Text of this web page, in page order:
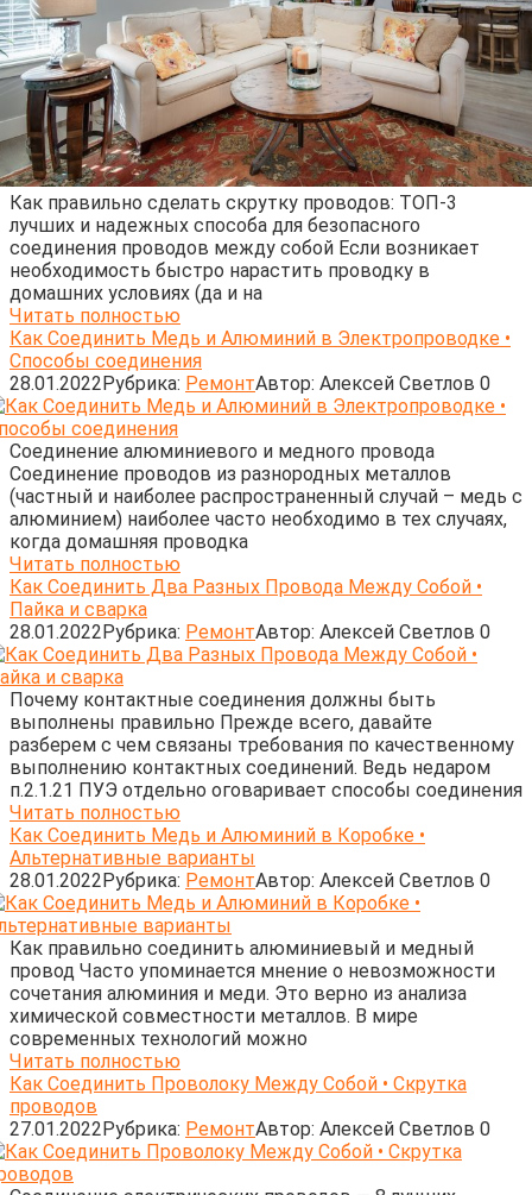
Как правильно сделать скрутку проводов: ТОП-3
лучших и надежных способа для безопасного
соединения проводов между собой Если возникает
необходимость быстро нарастить проводку в
домашних условиях (да и на
Читать полностью
Как Соединить Медь и Алюминий в Электропроводке •
Способы соединения
28.01.2022Рубрика: РемонтАвтор: Алексей Светлов 0
Соединение алюминиевого и медного провода
Соединение проводов из разнородных металлов
(частный и наиболее распространенный случай – медь с
алюминием) наиболее часто необходимо в тех случаях,
когда домашняя проводка
Читать полностью
Как Соединить Два Разных Провода Между Собой •
Пайка и сварка
28.01.2022Рубрика: РемонтАвтор: Алексей Светлов 0
Почему контактные соединения должны быть
выполнены правильно Прежде всего, давайте
разберем с чем связаны требования по качественному
выполнению контактных соединений. Ведь недаром
п.2.1.21 ПУЭ отдельно оговаривает способы соединения
Читать полностью
Как Соединить Медь и Алюминий в Коробке •
Альтернативные варианты
28.01.2022Рубрика: РемонтАвтор: Алексей Светлов 0
Как правильно соединить алюминиевый и медный
провод Часто упоминается мнение о невозможности
сочетания алюминия и меди. Это верно из анализа
химической совместности металлов. В мире
современных технологий можно
Читать полностью
Как Соединить Проволоку Между Собой • Скрутка
проводов
27.01.2022Рубрика: РемонтАвтор: Алексей Светлов 0